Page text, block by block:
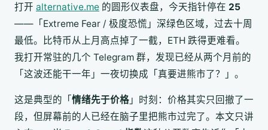
打开 alternative.me 的圆形仪表盘，今天指针停在 25
——「Extreme Fear / 极度恐慌」深绿色区域，过去十周
最低。比特币从上月高点掉了一截，ETH 跌得更难看。
我打开常驻的几个 Telegram 群，发现已经从两个月前的
「这波还能干一年」一夜切换成「真要进熊市了？」。
这是典型的「 情绪先于价格 」时刻：价格其实只回撤了一
段，但屏幕前的人已经在脑子里把熊市过完了。本文只讲